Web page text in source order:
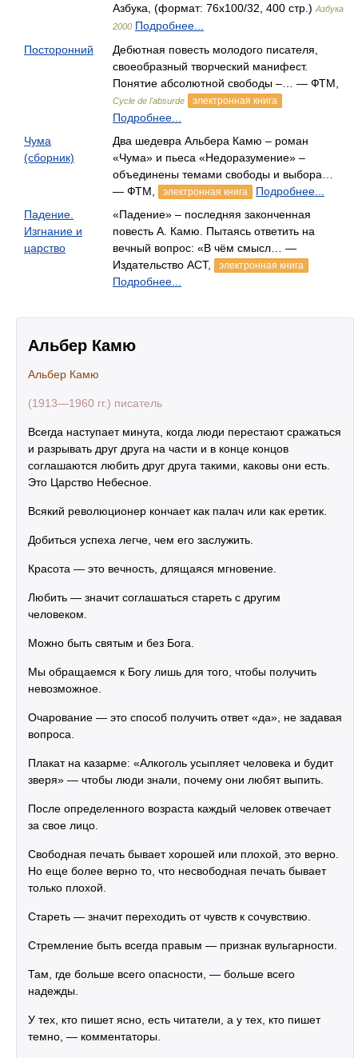
Азбука, (формат: 76x100/32, 400 стр.) Азбука
2000 Подробнее...
Посторонний
Дебютная повесть молодого писателя,
своеобразный творческий манифест.
Понятие абсолютной свободы –… — ФТМ,
Cycle de l'absurde электронная книга
Подробнее...
Чума
(сборник)
Два шедевра Альбера Камю – роман
«Чума» и пьеса «Недоразумение» –
объединены темами свободы и выбора…
— ФТМ,
электронная книга
Подробнее...
Падение.
Изгнание и
царство
«Падение» – последняя законченная
повесть А. Камю. Пытаясь ответить на
вечный вопрос: «В чём смысл… —
Издательство АСТ,
электронная книга
Подробнее...
Альбер Камю
Альбер Камю
(1913—1960 гг.) писатель
Всегда наступает минута, когда люди перестают сражаться
и разрывать друг друга на части и в конце концов
соглашаются любить друг друга такими, каковы они есть.
Это Царство Небесное.
Всякий революционер кончает как палач или как еретик.
Добиться успеха легче, чем его заслужить.
Красота — это вечность, длящаяся мгновение.
Любить — значит соглашаться стареть с другим
человеком.
Можно быть святым и без Бога.
Мы обращаемся к Богу лишь для того, чтобы получить
невозможное.
Очарование — это способ получить ответ «да», не задавая
вопроса.
Плакат на казарме: «Алкоголь усыпляет человека и будит
зверя» — чтобы люди знали, почему они любят выпить.
После определенного возраста каждый человек отвечает
за свое лицо.
Свободная печать бывает хорошей или плохой, это верно.
Но еще более верно то, что несвободная печать бывает
только плохой.
Стареть — значит переходить от чувств к сочувствию.
Стремление быть всегда правым — признак вульгарности.
Там, где больше всего опасности, — больше всего
надежды.
У тех, кто пишет ясно, есть читатели, а у тех, кто пишет
темно, — комментаторы.